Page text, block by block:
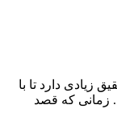
زیادی دارد تا با
زمانی که قصد